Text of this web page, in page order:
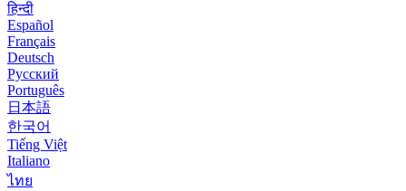
हिन्दी
Español
Français
Deutsch
Русский
Português
日本語
한국어
Tiếng Việt
Italiano
ไทย